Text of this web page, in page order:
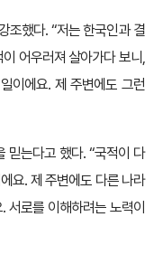
조했다. “저는 한국인과 결
어우러져 살아가다 보니,
이에요. 제 주변에도 그런
믿는다고 했다. “국적이 다
요. 제 주변에도 다른 나라
서로를 이해하려는 노력이